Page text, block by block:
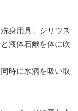
身用具」シリウス
液体石鹸を体に吹
時に水滴を吸い取